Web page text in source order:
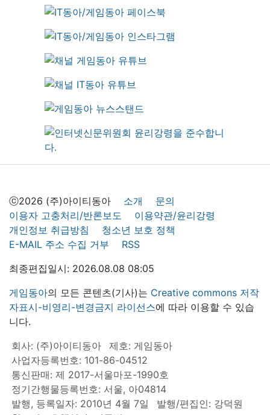
ⓒ2026 (주)아이티동아 소개
문의
이용자 고충처리/반론보도
이용약관/윤리강령
개인정보 취급방침
청소년 보호 정책
E-MAIL 주소 수집 거부
RSS
최종편집일시: 2026.08.08 08:05
게임동아의 모든 콘텐츠(기사)는 Creative commons 저작
자표시-비영리-변경금지 라이선스에 따라 이용할 수 있습
니다.
회사: (주)아이티동아
제호: 게임동아
사업자등록번호: 101-86-04512
통신판매: 제 2017-서울마포-1990호
정기간행물등록번호: 서울, 아04814
발행, 등록일자: 2010년 4월 7일
발행/편집인: 강덕원